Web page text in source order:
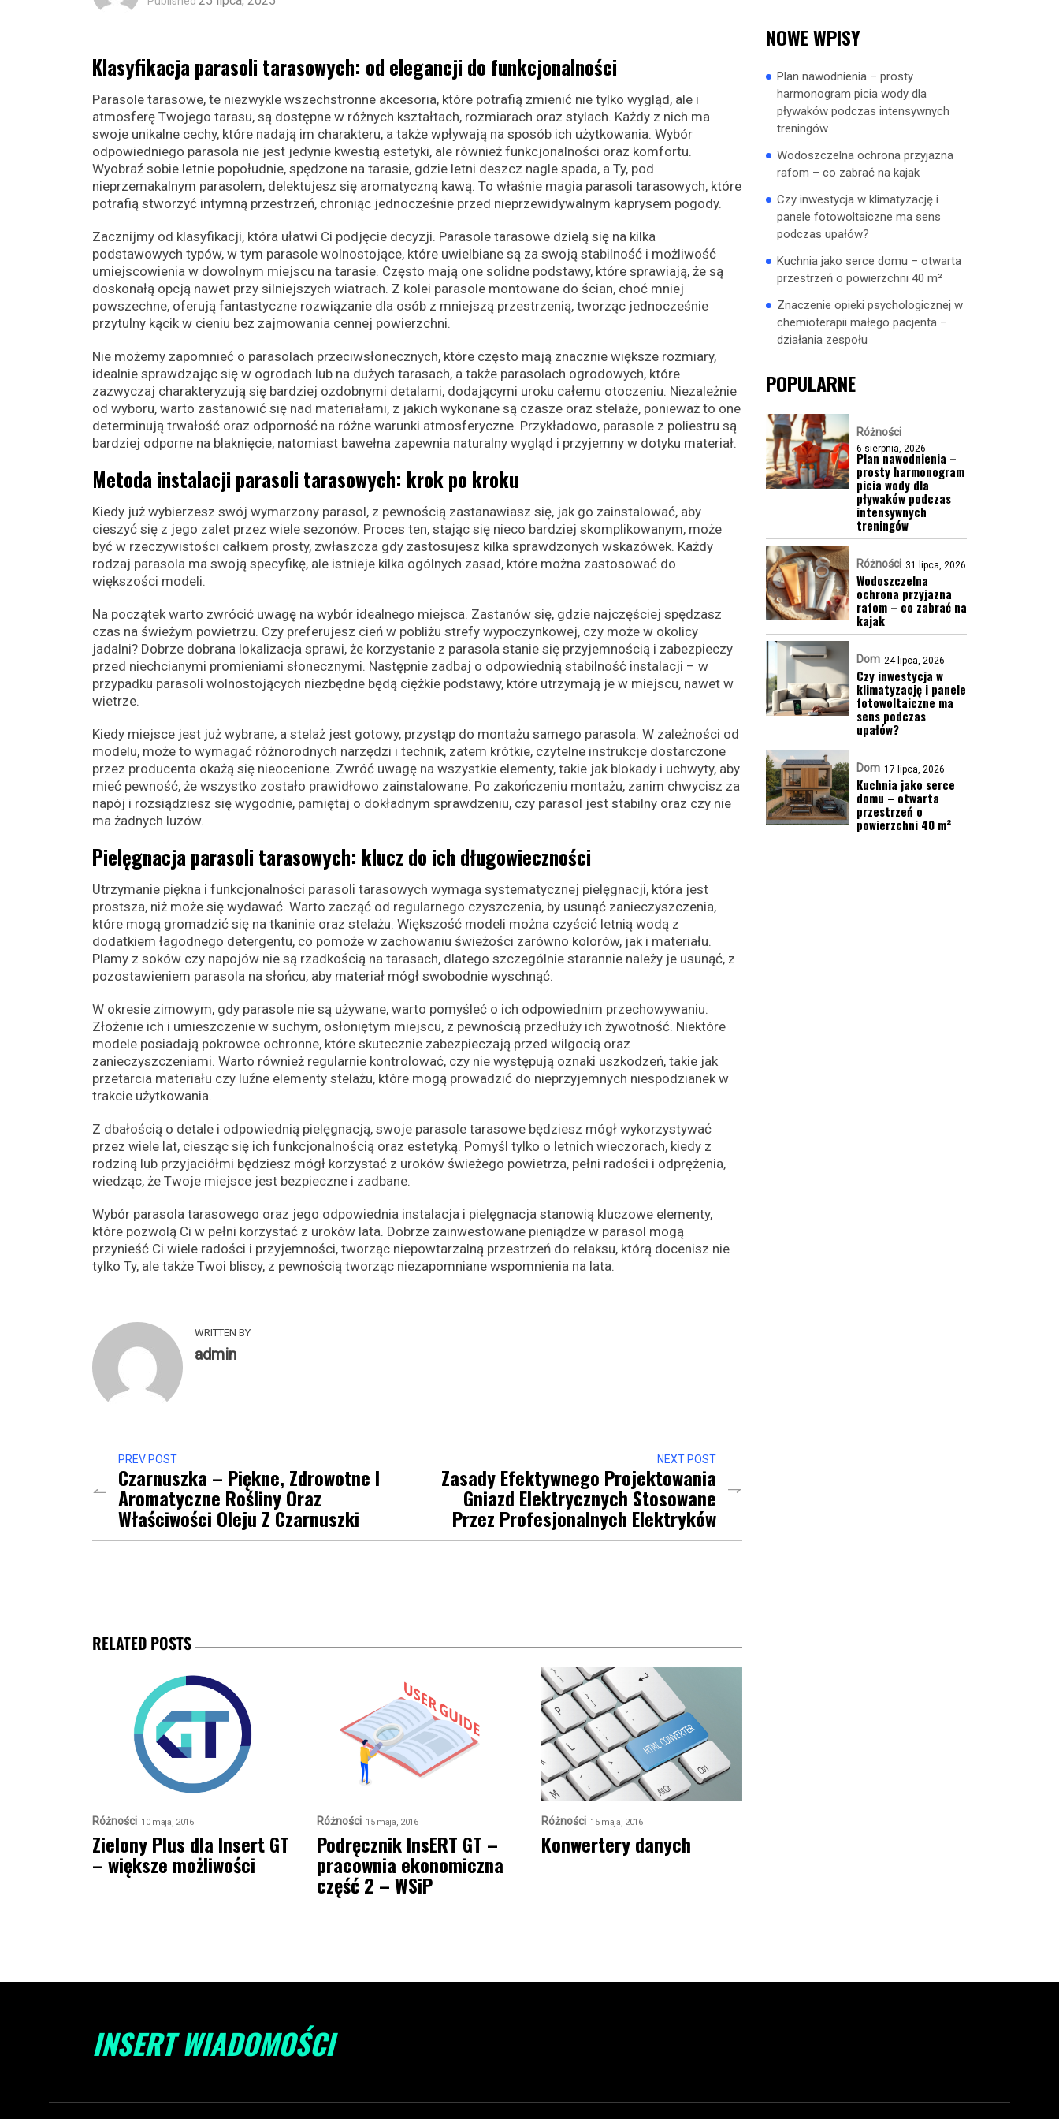
Klasyfikacja parasoli tarasowych: od elegancji do funkcjonalności
Parasole tarasowe, te niezwykle wszechstronne akcesoria, które potrafią zmienić nie tylko wygląd, ale i
atmosferę Twojego tarasu, są dostępne w różnych kształtach, rozmiarach oraz stylach. Każdy z nich ma
swoje unikalne cechy, które nadają im charakteru, a także wpływają na sposób ich użytkowania. Wybór
odpowiedniego parasola nie jest jedynie kwestią estetyki, ale również funkcjonalności oraz komfortu.
Wyobraź sobie letnie popołudnie, spędzone na tarasie, gdzie letni deszcz nagle spada, a Ty, pod
nieprzemakalnym parasolem, delektujesz się aromatyczną kawą. To właśnie magia parasoli tarasowych, które
potrafią stworzyć intymną przestrzeń, chroniąc jednocześnie przed nieprzewidywalnym kaprysem pogody.
Zacznijmy od klasyfikacji, która ułatwi Ci podjęcie decyzji. Parasole tarasowe dzielą się na kilka
podstawowych typów, w tym parasole wolnostojące, które uwielbiane są za swoją stabilność i możliwość
umiejscowienia w dowolnym miejscu na tarasie. Często mają one solidne podstawy, które sprawiają, że są
doskonałą opcją nawet przy silniejszych wiatrach. Z kolei parasole montowane do ścian, choć mniej
powszechne, oferują fantastyczne rozwiązanie dla osób z mniejszą przestrzenią, tworząc jednocześnie
przytulny kącik w cieniu bez zajmowania cennej powierzchni.
Nie możemy zapomnieć o parasolach przeciwsłonecznych, które często mają znacznie większe rozmiary,
idealnie sprawdzając się w ogrodach lub na dużych tarasach, a także parasolach ogrodowych, które
zazwyczaj charakteryzują się bardziej ozdobnymi detalami, dodającymi uroku całemu otoczeniu. Niezależnie
od wyboru, warto zastanowić się nad materiałami, z jakich wykonane są czasze oraz stelaże, ponieważ to one
determinują trwałość oraz odporność na różne warunki atmosferyczne. Przykładowo, parasole z poliestru są
bardziej odporne na blaknięcie, natomiast bawełna zapewnia naturalny wygląd i przyjemny w dotyku materiał.
Metoda instalacji parasoli tarasowych: krok po kroku
Kiedy już wybierzesz swój wymarzony parasol, z pewnością zastanawiasz się, jak go zainstalować, aby
cieszyć się z jego zalet przez wiele sezonów. Proces ten, stając się nieco bardziej skomplikowanym, może
być w rzeczywistości całkiem prosty, zwłaszcza gdy zastosujesz kilka sprawdzonych wskazówek. Każdy
rodzaj parasola ma swoją specyfikę, ale istnieje kilka ogólnych zasad, które można zastosować do
większości modeli.
Na początek warto zwrócić uwagę na wybór idealnego miejsca. Zastanów się, gdzie najczęściej spędzasz
czas na świeżym powietrzu. Czy preferujesz cień w pobliżu strefy wypoczynkowej, czy może w okolicy
jadalni? Dobrze dobrana lokalizacja sprawi, że korzystanie z parasola stanie się przyjemnością i zabezpieczy
przed niechcianymi promieniami słonecznymi. Następnie zadbaj o odpowiednią stabilność instalacji – w
przypadku parasoli wolnostojących niezbędne będą ciężkie podstawy, które utrzymają je w miejscu, nawet w
wietrze.
Kiedy miejsce jest już wybrane, a stelaż jest gotowy, przystąp do montażu samego parasola. W zależności od
modelu, może to wymagać różnorodnych narzędzi i technik, zatem krótkie, czytelne instrukcje dostarczone
przez producenta okażą się nieocenione. Zwróć uwagę na wszystkie elementy, takie jak blokady i uchwyty, aby
mieć pewność, że wszystko zostało prawidłowo zainstalowane. Po zakończeniu montażu, zanim chwycisz za
napój i rozsiądziesz się wygodnie, pamiętaj o dokładnym sprawdzeniu, czy parasol jest stabilny oraz czy nie
ma żadnych luzów.
Pielęgnacja parasoli tarasowych: klucz do ich długowieczności
Utrzymanie piękna i funkcjonalności parasoli tarasowych wymaga systematycznej pielęgnacji, która jest
prostsza, niż może się wydawać. Warto zacząć od regularnego czyszczenia, by usunąć zanieczyszczenia,
które mogą gromadzić się na tkaninie oraz stelażu. Większość modeli można czyścić letnią wodą z
dodatkiem łagodnego detergentu, co pomoże w zachowaniu świeżości zarówno kolorów, jak i materiału.
Plamy z soków czy napojów nie są rzadkością na tarasach, dlatego szczególnie starannie należy je usunąć, z
pozostawieniem parasola na słońcu, aby materiał mógł swobodnie wyschnąć.
W okresie zimowym, gdy parasole nie są używane, warto pomyśleć o ich odpowiednim przechowywaniu.
Złożenie ich i umieszczenie w suchym, osłoniętym miejscu, z pewnością przedłuży ich żywotność. Niektóre
modele posiadają pokrowce ochronne, które skutecznie zabezpieczają przed wilgocią oraz
zanieczyszczeniami. Warto również regularnie kontrolować, czy nie występują oznaki uszkodzeń, takie jak
przetarcia materiału czy luźne elementy stelażu, które mogą prowadzić do nieprzyjemnych niespodzianek w
trakcie użytkowania.
Z dbałością o detale i odpowiednią pielęgnacją, swoje parasole tarasowe będziesz mógł wykorzystywać
przez wiele lat, ciesząc się ich funkcjonalnością oraz estetyką. Pomyśl tylko o letnich wieczorach, kiedy z
rodziną lub przyjaciółmi będziesz mógł korzystać z uroków świeżego powietrza, pełni radości i odprężenia,
wiedząc, że Twoje miejsce jest bezpieczne i zadbane.
Wybór parasola tarasowego oraz jego odpowiednia instalacja i pielęgnacja stanowią kluczowe elementy,
które pozwolą Ci w pełni korzystać z uroków lata. Dobrze zainwestowane pieniądze w parasol mogą
przynieść Ci wiele radości i przyjemności, tworząc niepowtarzalną przestrzeń do relaksu, którą docenisz nie
tylko Ty, ale także Twoi bliscy, z pewnością tworząc niezapomniane wspomnienia na lata.
WRITTEN BY
admin
PREV POST
Czarnuszka – Piękne, Zdrowotne I
Aromatyczne Rośliny Oraz
Właściwości Oleju Z Czarnuszki
NEXT POST
Zasady Efektywnego Projektowania
Gniazd Elektrycznych Stosowane
Przez Profesjonalnych Elektryków
NOWE WPISY
Plan nawodnienia – prosty
harmonogram picia wody dla
pływaków podczas intensywnych
treningów
Wodoszczelna ochrona przyjazna
rafom – co zabrać na kajak
Czy inwestycja w klimatyzację i
panele fotowoltaiczne ma sens
podczas upałów?
Kuchnia jako serce domu – otwarta
przestrzeń o powierzchni 40 m²
Znaczenie opieki psychologicznej w
chemioterapii małego pacjenta –
działania zespołu
POPULARNE
Różności
6 sierpnia, 2026
Plan nawodnienia –
prosty harmonogram
picia wody dla
pływaków podczas
intensywnych
treningów
Różności 31 lipca, 2026
Wodoszczelna
ochrona przyjazna
rafom – co zabrać na
kajak
Dom 24 lipca, 2026
Czy inwestycja w
klimatyzację i panele
fotowoltaiczne ma
sens podczas
upałów?
Dom 17 lipca, 2026
Kuchnia jako serce
domu – otwarta
przestrzeń o
powierzchni 40 m²
RELATED POSTS
Różności 10 maja, 2016
Zielony Plus dla Insert GT
– większe możliwości
Różności 15 maja, 2016
Podręcznik InsERT GT –
pracownia ekonomiczna
część 2 – WSiP
Różności 15 maja, 2016
Konwertery danych
INSERT WIADOMOŚCI